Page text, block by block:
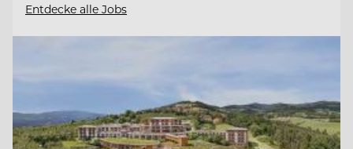
Entdecke alle Jobs